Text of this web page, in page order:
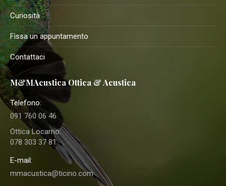
Curiosità
Fissa un appuntamento
Contattaci
M&MAcustica Ottica & Acustica
Telefono:
091 760 06 46
Ottica Locarno:
078 303 37 81
E-mail:
mmacustica@ticino.com